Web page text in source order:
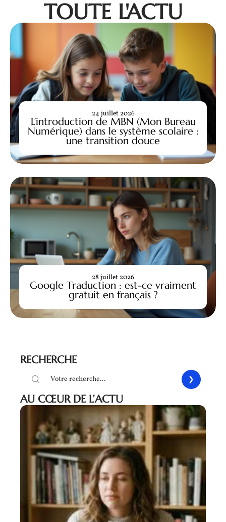
TOUTE L'ACTU
L’introduction de MBN (Mon Bureau
Numérique) dans le système scolaire :
une transition douce
24 juillet 2026
Google Traduction : est-ce vraiment
gratuit en français ?
28 juillet 2026
RECHERCHE
AU CŒUR DE L’ACTU